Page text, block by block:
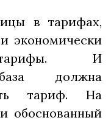
в тарифах,
экономически
тарифы. И
база должна
тариф. На
обоснованный